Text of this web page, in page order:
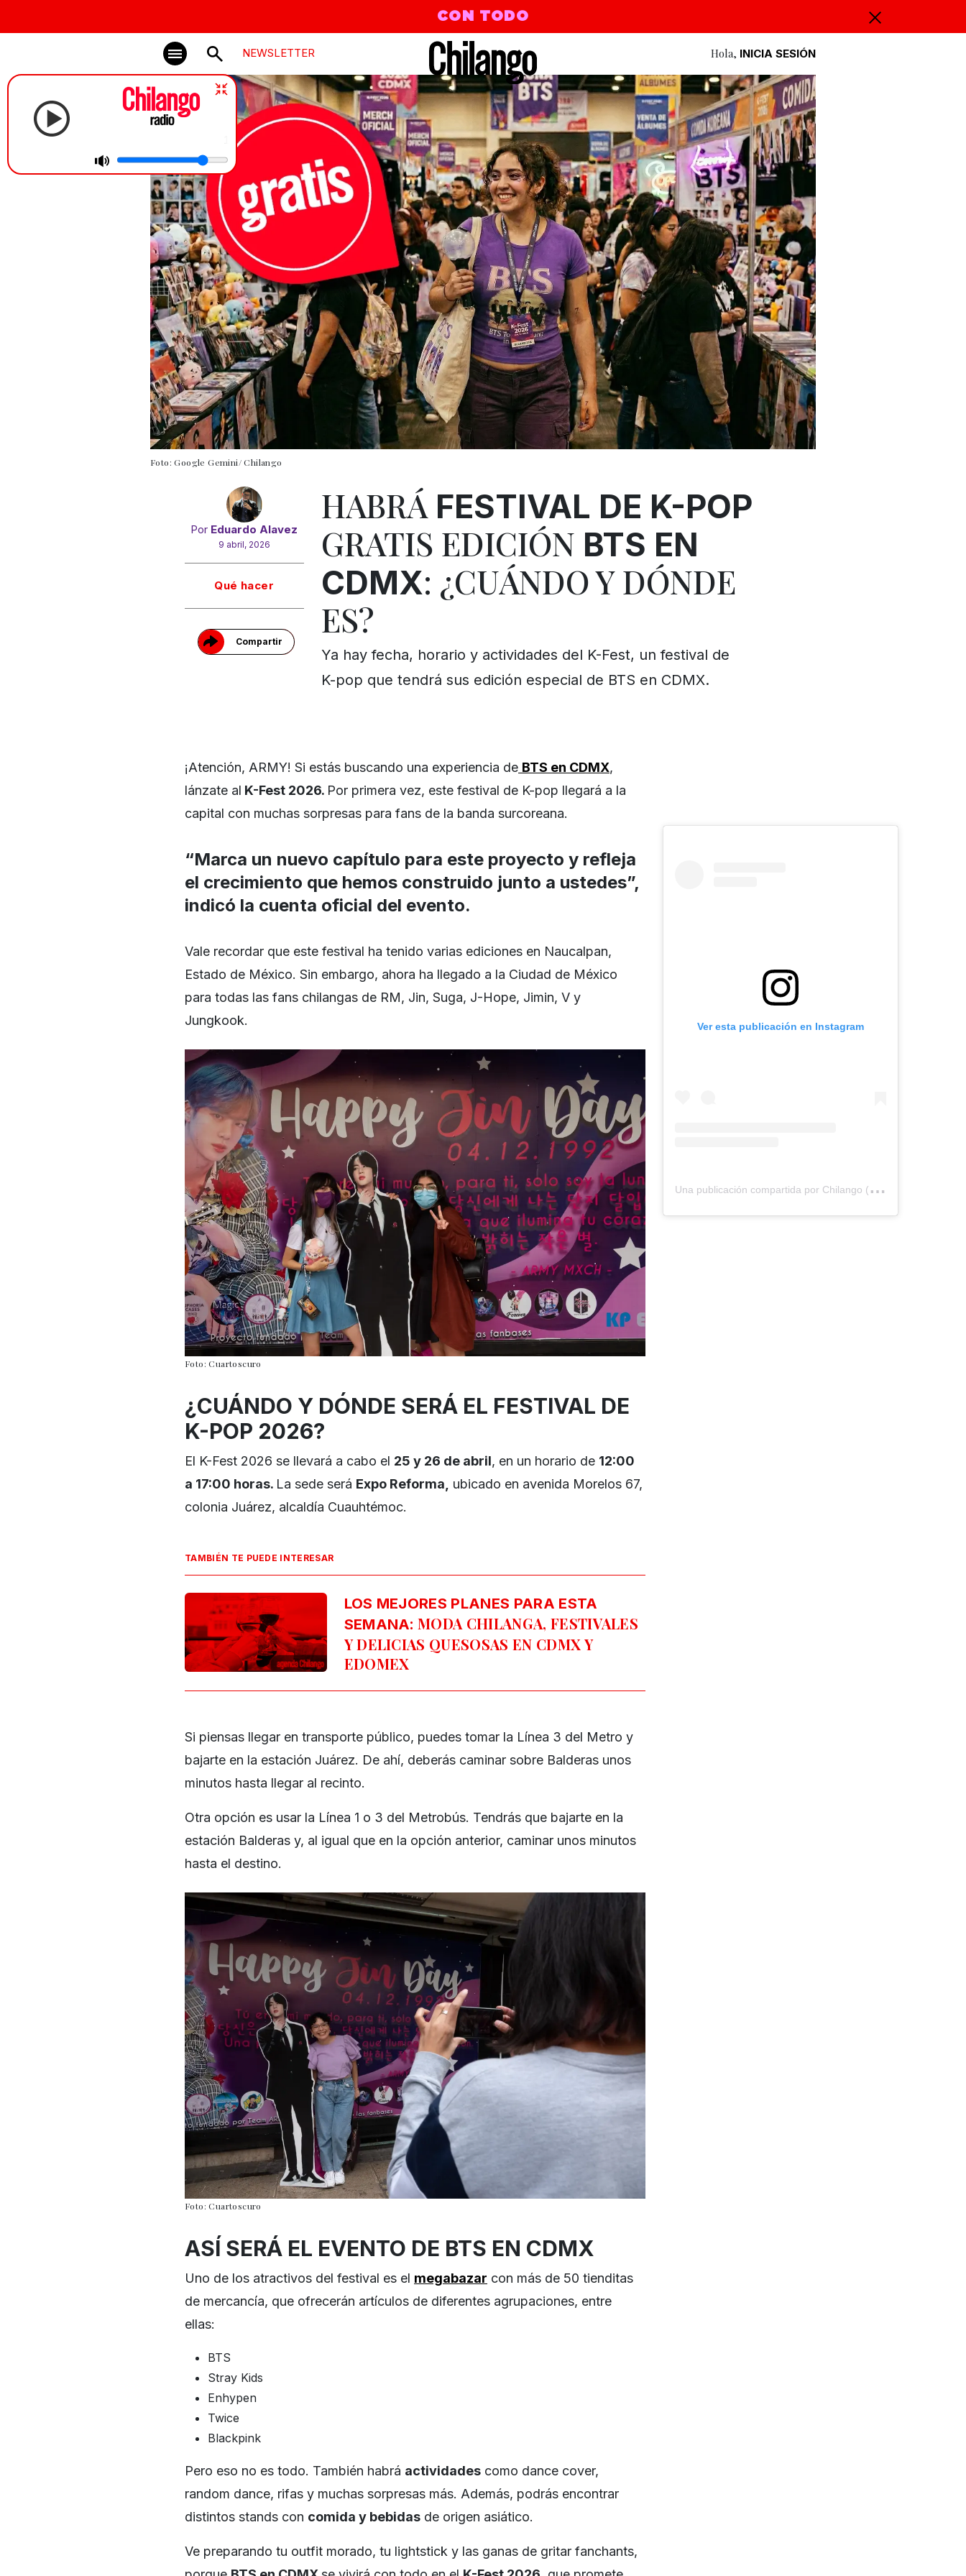
CON TODO
NEWSLETTER Hola, INICIA SESIÓN
1tbsp Feat. Mora y los Metegoles | Sleeves Touch My Elbows
Foto: Google Gemini/ Chilango
Por Eduardo Alavez
9 abril, 2026
Qué hacer
Compartir
HABRÁ FESTIVAL DE K-POP
GRATIS EDICIÓN BTS EN
CDMX: ¿CUÁNDO Y DÓNDE
ES?
Ya hay fecha, horario y actividades del K-Fest, un festival de
K-pop que tendrá sus edición especial de BTS en CDMX.
¡Atención, ARMY! Si estás buscando una experiencia de BTS en CDMX,
lánzate al K-Fest 2026. Por primera vez, este festival de K-pop llegará a la
capital con muchas sorpresas para fans de la banda surcoreana.
“Marca un nuevo capítulo para este proyecto y refleja
el crecimiento que hemos construido junto a ustedes”,
indicó la cuenta oficial del evento.
Vale recordar que este festival ha tenido varias ediciones en Naucalpan,
Estado de México. Sin embargo, ahora ha llegado a la Ciudad de México
para todas las fans chilangas de RM, Jin, Suga, J-Hope, Jimin, V y
Jungkook.
Foto: Cuartoscuro
¿CUÁNDO Y DÓNDE SERÁ EL FESTIVAL DE
K-POP 2026?
El K-Fest 2026 se llevará a cabo el 25 y 26 de abril, en un horario de 12:00
a 17:00 horas. La sede será Expo Reforma,
ubicado en avenida Morelos 67,
colonia Juárez, alcaldía Cuauhtémoc.
TAMBIÉN TE PUEDE INTERESAR
LOS MEJORES PLANES PARA ESTA
SEMANA: MODA CHILANGA, FESTIVALES
Y DELICIAS QUESOSAS EN CDMX Y
EDOMEX
Si piensas llegar en transporte público, puedes tomar la Línea 3 del Metro y
bajarte en la estación Juárez. De ahí, deberás caminar sobre Balderas unos
minutos hasta llegar al recinto.
Otra opción es usar la Línea 1 o 3 del Metrobús. Tendrás que bajarte en la
estación Balderas y, al igual que en la opción anterior, caminar unos minutos
hasta el destino.
Foto: Cuartoscuro
ASÍ SERÁ EL EVENTO DE BTS EN CDMX
Uno de los atractivos del festival es el megabazar con más de 50 tienditas
de mercancía, que ofrecerán artículos de diferentes agrupaciones, entre
ellas:
BTS
Stray Kids
Enhypen
Twice
Blackpink
Pero eso no es todo. También habrá actividades como dance cover,
random dance, rifas y muchas sorpresas más. Además, podrás encontrar
distintos stands con comida y bebidas de origen asiático.
Ve preparando tu outfit morado, tu lightstick y las ganas de gritar fanchants,
Ver esta publicación en Instagram
U
na publicación compartida por Chilango (@chilangocom)